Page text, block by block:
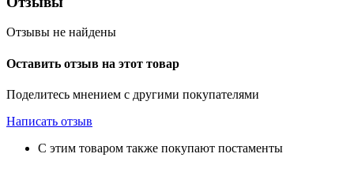
Отзывы не найдены
Оставить отзыв на этот товар
Поделитесь мнением с другими покупателями
Написать отзыв
С этим товаром также покупают постаменты